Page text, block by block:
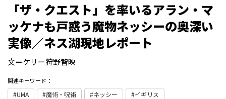
「ザ・クエスト」を率いるアラン・マ
ッケナも戸惑う魔物ネッシーの奥深い
実像／ネス湖現地レポート
文＝ケリー狩野智映
関連キーワード：
UMA 魔術・呪術 ネッシー
イギリス